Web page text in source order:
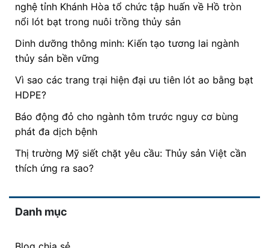
nghệ tỉnh Khánh Hòa tổ chức tập huấn về Hồ tròn
nổi lót bạt trong nuôi trồng thủy sản
Dinh dưỡng thông minh: Kiến tạo tương lai ngành
thủy sản bền vững
Vì sao các trang trại hiện đại ưu tiên lót ao bằng bạt
HDPE?
Báo động đỏ cho ngành tôm trước nguy cơ bùng
phát đa dịch bệnh
Thị trường Mỹ siết chặt yêu cầu: Thủy sản Việt cần
thích ứng ra sao?
Danh mục